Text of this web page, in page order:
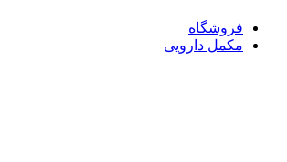
فروشگاه
مکمل دارویی